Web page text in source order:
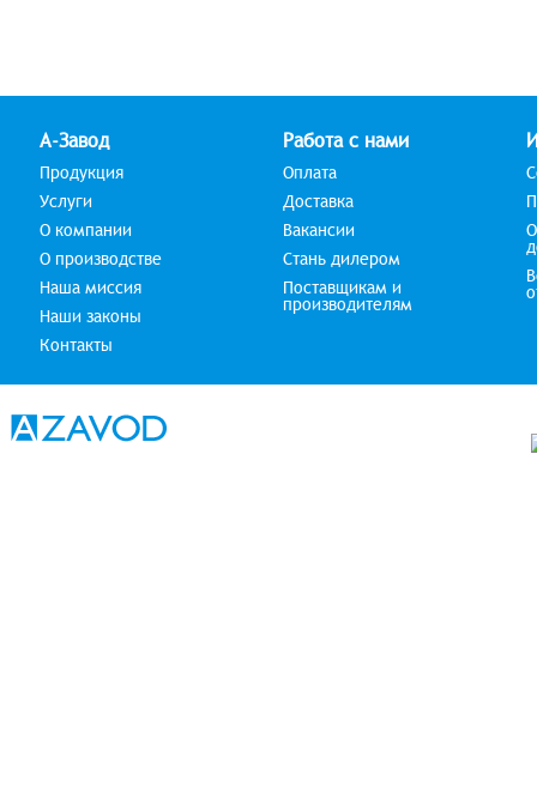
А-Завод
Продукция
Услуги
О компании
О производстве
Наша миссия
Наши законы
Контакты
Работа с нами
Оплата
Доставка
Вакансии
Стань дилером
Поставщикам и
производителям